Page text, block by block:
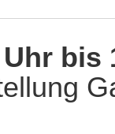
bis